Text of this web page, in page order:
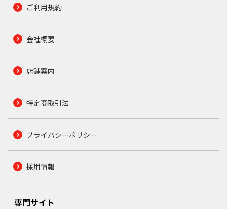
ご利用規約
会社概要
店舗案内
特定商取引法
プライバシーポリシー
採用情報
専門サイト